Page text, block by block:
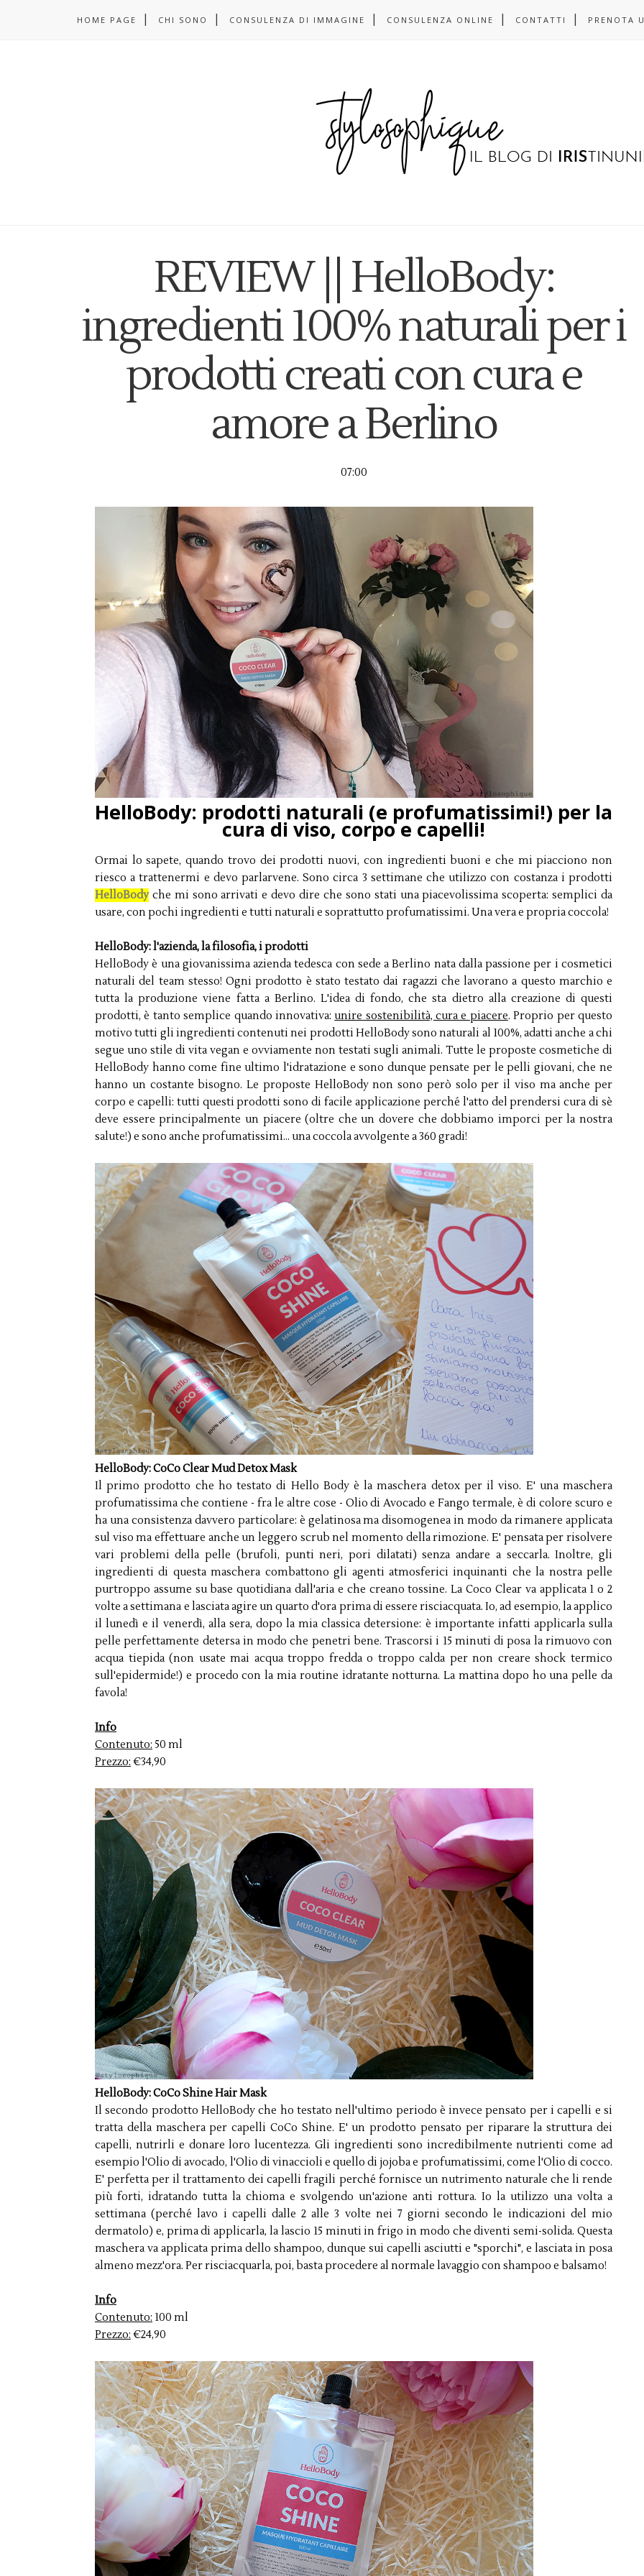
HOME PAGE CHI SONO CONSULENZA DI IMMAGINE CONSULENZA ONLINE CONTATTI PRENOTA
REVIEW || HelloBody:
ingredienti 100% naturali per i
prodotti creati con cura e
amore a Berlino
07:00
HelloBody: prodotti naturali (e profumatissimi!) per la
cura di viso, corpo e capelli!
Ormai lo sapete, quando trovo dei prodotti nuovi, con ingredienti buoni e che mi piacciono non
riesco a trattenermi e devo parlarvene. Sono circa 3 settimane che utilizzo con costanza i prodotti
HelloBodyche mi sono arrivati e devo dire che sono stati una piacevolissima scoperta: semplici da
usare, con pochi ingredienti e tutti naturali e soprattutto profumatissimi. Una vera e propria coccola!
HelloBody: l'azienda, la filosofia, i prodotti
HelloBody è una giovanissima azienda tedesca con sede a Berlino nata dalla passione per i cosmetici
naturali del team stesso! Ogni prodotto è stato testato dai ragazzi che lavorano a questo marchio e
tutta la produzione viene fatta a Berlino. L'idea di fondo, che sta dietro alla creazione di questi
prodotti, è tanto semplice quando innovativa:unire sostenibilità, cura e piacere. Proprio per questo
motivo tutti gli ingredienti contenuti nei prodotti HelloBody sono naturali al 100%, adatti anche a chi
segue uno stile di vita vegan e ovviamente non testati sugli animali. Tutte le proposte cosmetiche di
HelloBody hanno come fine ultimo l'idratazione e sono dunque pensate per le pelli giovani, che ne
hanno un costante bisogno. Le proposte HelloBody non sono però solo per il viso ma anche per
corpo e capelli: tutti questi prodotti sono di facile applicazione perché l'atto del prendersi cura di sè
deve essere principalmente un piacere (oltre che un dovere che dobbiamo imporci per la nostra
salute!) e sono anche profumatissimi... una coccola avvolgente a 360 gradi!
HelloBody: CoCo Clear Mud Detox Mask
Il primo prodotto che ho testato di Hello Body è la maschera detox per il viso. E' una maschera
profumatissima che contiene - fra le altre cose - Olio di Avocado e Fango termale, è di colore scuro e
ha una consistenza davvero particolare: è gelatinosa ma disomogenea in modo da rimanere applicata
sul viso ma effettuare anche un leggero scrub nel momento della rimozione. E' pensata per risolvere
vari problemi della pelle (brufoli, punti neri, pori dilatati) senza andare a seccarla. Inoltre, gli
ingredienti di questa maschera combattono gli agenti atmosferici inquinanti che la nostra pelle
purtroppo assume su base quotidiana dall'aria e che creano tossine. La Coco Clear va applicata 1 o 2
volte a settimana e lasciata agire un quarto d'ora prima di essere risciacquata. Io, ad esempio, la applico
il lunedì e il venerdì, alla sera, dopo la mia classica detersione: è importante infatti applicarla sulla
pelle perfettamente detersa in modo che penetri bene. Trascorsi i 15 minuti di posa la rimuovo con
acqua tiepida (non usate mai acqua troppo fredda o troppo calda per non creare shock termico
sull'epidermide!) e procedo con la mia routine idratante notturna. La mattina dopo ho una pelle da
favola!
Info
Contenuto: 50 ml
Prezzo: €34,90
HelloBody: CoCo Shine Hair Mask
Il secondo prodotto HelloBody che ho testato nell'ultimo periodo è invece pensato per i capelli e si
tratta della maschera per capelli CoCo Shine. E' un prodotto pensato per riparare la struttura dei
capelli, nutrirli e donare loro lucentezza. Gli ingredienti sono incredibilmente nutrienti come ad
esempio l'Olio di avocado, l'Olio di vinaccioli e quello di jojoba e profumatissimi, come l'Olio di cocco.
E' perfetta per il trattamento dei capelli fragili perché fornisce un nutrimento naturale che li rende
più forti, idratando tutta la chioma e svolgendo un'azione anti rottura. Io la utilizzo una volta a
settimana (perché lavo i capelli dalle 2 alle 3 volte nei 7 giorni secondo le indicazioni del mio
dermatolo) e, prima di applicarla, la lascio 15 minuti in frigo in modo che diventi semi-solida. Questa
maschera va applicata prima dello shampoo, dunque sui capelli asciutti e "sporchi", e lasciata in posa
almeno mezz'ora. Per risciacquarla, poi, basta procedere al normale lavaggio con shampoo e balsamo!
Info
Contenuto: 100 ml
Prezzo: €24,90